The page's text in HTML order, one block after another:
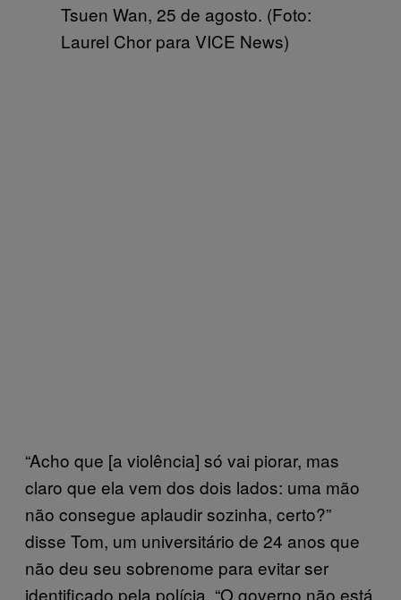
Tsuen Wan, 25 de agosto. (Foto:
Laurel Chor para VICE News)
“Acho que [a violência] só vai piorar, mas
claro que ela vem dos dois lados: uma mão
não consegue aplaudir sozinha, certo?”
disse Tom, um universitário de 24 anos que
não deu seu sobrenome para evitar ser
identificado pela polícia. “O governo não está